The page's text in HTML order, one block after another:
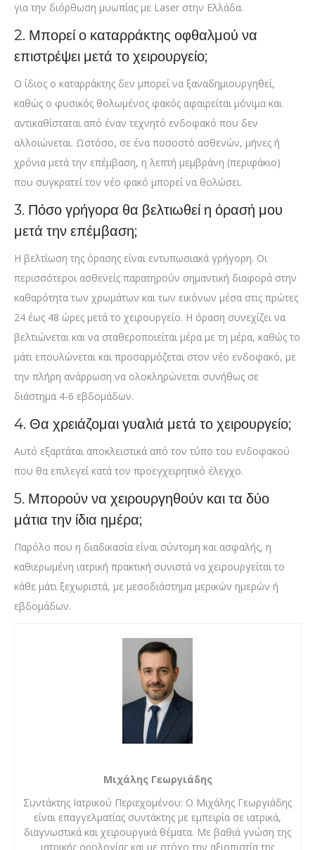
για την διόρθωση μυωπίας με Laser στην Ελλάδα.
2. Μπορεί ο καταρράκτης οφθαλμού να
επιστρέψει μετά το χειρουργείο;
Ο ίδιος ο καταρράκτης δεν μπορεί να ξαναδημιουργηθεί,
καθώς ο φυσικός θολωμένος φακός αφαιρείται μόνιμα και
αντικαθίσταται από έναν τεχνητό ενδοφακό που δεν
αλλοιώνεται. Ωστόσο, σε ένα ποσοστό ασθενών, μήνες ή
χρόνια μετά την επέμβαση, η λεπτή μεμβράνη (περιφάκιο)
που συγκρατεί τον νέο φακό μπορεί να θολώσει.
3. Πόσο γρήγορα θα βελτιωθεί η όρασή μου
μετά την επέμβαση;
Η βελτίωση της όρασης είναι εντυπωσιακά γρήγορη. Οι
περισσότεροι ασθενείς παρατηρούν σημαντική διαφορά στην
καθαρότητα των χρωμάτων και των εικόνων μέσα στις πρώτες
24 έως 48 ώρες μετά το χειρουργείο. Η όραση συνεχίζει να
βελτιώνεται και να σταθεροποιείται μέρα με τη μέρα, καθώς το
μάτι επουλώνεται και προσαρμόζεται στον νέο ενδοφακό, με
την πλήρη ανάρρωση να ολοκληρώνεται συνήθως σε
διάστημα 4-6 εβδομάδων.
4. Θα χρειάζομαι γυαλιά μετά το χειρουργείο;
Αυτό εξαρτάται αποκλειστικά από τον τύπο του ενδοφακού
που θα επιλεγεί κατά τον προεγχειρητικό έλεγχο.
5. Μπορούν να χειρουργηθούν και τα δύο
μάτια την ίδια ημέρα;
Παρόλο που η διαδικασία είναι σύντομη και ασφαλής, η
καθιερωμένη ιατρική πρακτική συνιστά να χειρουργείται το
κάθε μάτι ξεχωριστά, με μεσοδιάστημα μερικών ημερών ή
εβδομάδων.
Μιχάλης Γεωργιάδης
Συντάκτης Ιατρικού Περιεχομένου: Ο Μιχάλης Γεωργιάδης
είναι επαγγελματίας συντάκτης με εμπειρία σε ιατρικά,
διαγνωστικά και χειρουργικά θέματα. Με βαθιά γνώση της
ιατρικής ορολογίας και με στόχο την αξιοπιστία της